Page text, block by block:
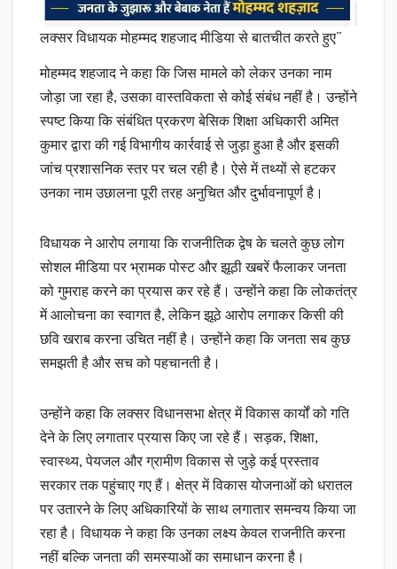
लक्सर विधायक मोहम्मद शहजाद मीडिया से बातचीत करते हुए”
मोहम्मद शहजाद ने कहा कि जिस मामले को लेकर उनका नाम
जोड़ा जा रहा है, उसका वास्तविकता से कोई संबंध नहीं है। उन्होंने
स्पष्ट किया कि संबंधित प्रकरण बेसिक शिक्षा अधिकारी अमित
कुमार द्वारा की गई विभागीय कार्रवाई से जुड़ा हुआ है और इसकी
जांच प्रशासनिक स्तर पर चल रही है। ऐसे में तथ्यों से हटकर
उनका नाम उछालना पूरी तरह अनुचित और दुर्भावनापूर्ण है।
विधायक ने आरोप लगाया कि राजनीतिक द्वेष के चलते कुछ लोग
सोशल मीडिया पर भ्रामक पोस्ट और झूठी खबरें फैलाकर जनता
को गुमराह करने का प्रयास कर रहे हैं। उन्होंने कहा कि लोकतंत्र
में आलोचना का स्वागत है, लेकिन झूठे आरोप लगाकर किसी की
छवि खराब करना उचित नहीं है। उन्होंने कहा कि जनता सब कुछ
समझती है और सच को पहचानती है।
उन्होंने कहा कि लक्सर विधानसभा क्षेत्र में विकास कार्यों को गति
देने के लिए लगातार प्रयास किए जा रहे हैं। सड़क, शिक्षा,
स्वास्थ्य, पेयजल और ग्रामीण विकास से जुड़े कई प्रस्ताव
सरकार तक पहुंचाए गए हैं। क्षेत्र में विकास योजनाओं को धरातल
पर उतारने के लिए अधिकारियों के साथ लगातार समन्वय किया जा
रहा है। विधायक ने कहा कि उनका लक्ष्य केवल राजनीति करना
नहीं बल्कि जनता की समस्याओं का समाधान करना है।